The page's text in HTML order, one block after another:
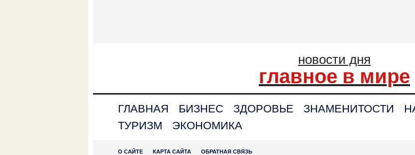
новости дня
главное в мире
ГЛАВНАЯ БИЗНЕС ЗДОРОВЬЕ ЗНАМЕНИТОСТИ
ТУРИЗМ
ЭКОНОМИКА
О САЙТЕ КАРТА САЙТА ОБРАТНАЯ СВЯЗЬ